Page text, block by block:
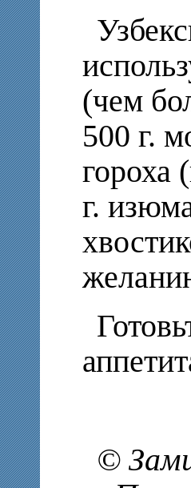
(чем
500 г.
гороха
г.
©